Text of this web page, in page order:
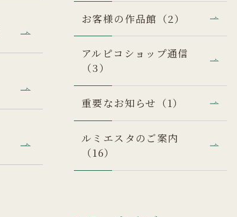
お客様の作品館（2）
アルピコショップ通信
（3）
重要なお知らせ（1）
ルミエスタのご案内
（16）